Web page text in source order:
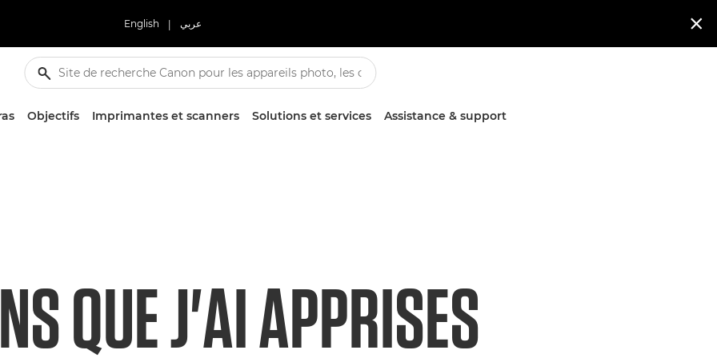
English | عربي 
Objectifs Imprimantes et scanners Solutions et services Assistance & support
QUE J'AI APPRISES